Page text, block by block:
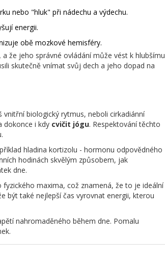
nebo "hluk" při nádechu a výdechu.
energii.
obě mozkové hemisféry.
že jeho správné ovládání může vést k hlubšímu
skutečně vnímat svůj dech a jeho dopad na
biologický rytmus, neboli cirkadiánní
dokonce i kdy cvičit jógu. Respektování těchto
hladina kortizolu - hormonu odpovědného
hodinách skvělým způsobem, jak
dne.
maxima, což znamená, že to je ideální
být také nejlepší čas vyrovnat energii, kterou
nahromaděného během dne. Pomalu